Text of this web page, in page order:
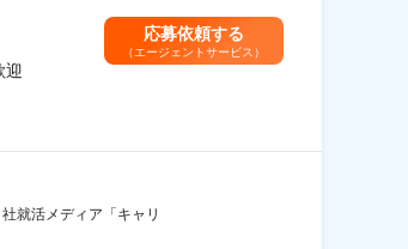
迎
応募依頼する
（エージェントサービス）
就活メディア「キャリ